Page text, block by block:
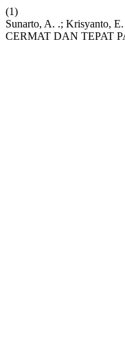
(1)
Sunarto, A. .;
CERMAT DAN TEPAT